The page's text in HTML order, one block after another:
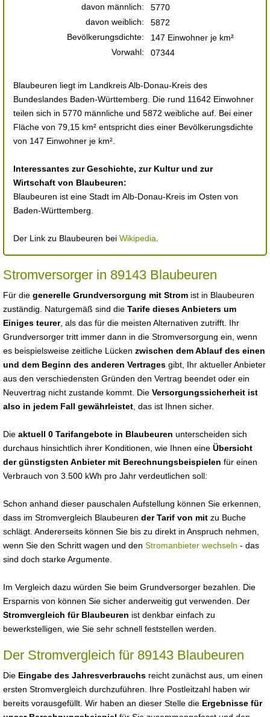
davon männlich:
5770
davon weiblich:
5872
Bevölkerungsdichte:
147 Einwohner je km²
Vorwahl:
07344
Blaubeuren liegt im Landkreis Alb-Donau-Kreis des
Bundeslandes Baden-Württemberg. Die rund 11642 Einwohner
teilen sich in 5770 männliche und 5872 weibliche auf. Bei einer
Fläche von 79,15 km² entspricht dies einer Bevölkerungsdichte
von 147 Einwohner je km².
Interessantes zur Geschichte, zur Kultur und zur
Wirtschaft von Blaubeuren:
Blaubeuren ist eine Stadt im Alb-Donau-Kreis im Osten von
Baden-Württemberg.
Der Link zu Blaubeuren bei Wikipedia
Stromversorger in 89143 Blaubeuren
Für die generelle Grundversorgung mit Strom ist in Blaubeuren
zuständig. Naturgemäß sind die Tarife dieses Anbieters um
Einiges teurer, als das für die meisten Alternativen zutrifft. Ihr
Grundversorger tritt immer dann in die Stromversorgung ein, wenn
es beispielsweise zeitliche Lücken zwischen dem Ablauf des einen
und dem Beginn des anderen Vertrages gibt, Ihr aktueller Anbieter
aus den verschiedensten Gründen den Vertrag beendet oder ein
Neuvertrag nicht zustande kommt. Die Versorgungssicherheit ist
also in jedem Fall gewährleistet , das ist Ihnen sicher.
Die aktuell 0 Tarifangebote in Blaubeuren unterscheiden sich
durchaus hinsichtlich ihrer Konditionen, wie Ihnen eine Übersicht
der günstigsten Anbieter mit Berechnungsbeispielen für einen
Verbrauch von 3.500 kWh pro Jahr verdeutlichen soll:
Schon anhand dieser pauschalen Aufstellung können Sie erkennen,
dass im Stromvergleich Blaubeuren der Tarif von mit zu Buche
schlägt. Andererseits können Sie bis zu direkt in Anspruch nehmen,
wenn Sie den Schritt wagen und den Stromanbieter wechseln - das
sind doch starke Argumente.
Im Vergleich dazu würden Sie beim Grundversorger bezahlen. Die
Ersparnis von können Sie sicher anderweitig gut verwenden. Der
Stromvergleich für Blaubeuren ist denkbar einfach zu
bewerkstelligen, wie Sie sehr schnell feststellen werden.
Der Stromvergleich für 89143 Blaubeuren
Die Eingabe des Jahresverbrauchs reicht zunächst aus, um einen
ersten Stromvergleich durchzuführen. Ihre Postleitzahl haben wir
bereits vorausgefüllt. Wir haben an dieser Stelle die Ergebnisse für